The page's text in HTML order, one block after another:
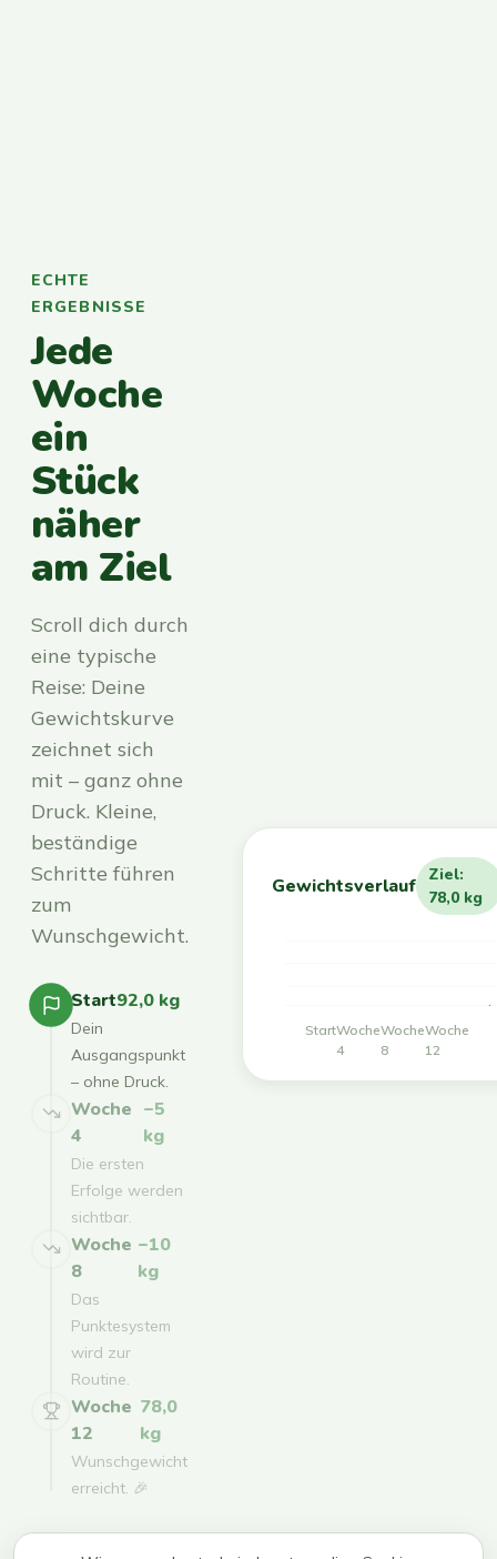
ECHTE
ERGEBNISSE
Jede
Woche
ein
Stück
näher
am Ziel
Scroll dich durch
eine typische
Reise: Deine
Gewichtskurve
zeichnet sich
mit – ganz ohne
Druck. Kleine,
beständige
Schritte führen
zum
Wunschgewicht.
Start92,0 kg
Dein
Ausgangspunkt
– ohne Druck.
Woche
4
−5
kg
Die ersten
Erfolge werden
sichtbar.
Woche
8
−10
kg
Das
Punktesystem
wird zur
Routine.
Woche
12
78,0
kg
Wunschgewicht
erreicht. 🎉
Gewichtsverlauf
Ziel:
78,0 kg
StartWoche
4
Woche
8
Woche
12